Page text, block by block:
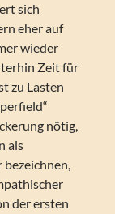
sich
eher auf
wieder
Zeit für
zu Lasten
nötig,
als
der ersten